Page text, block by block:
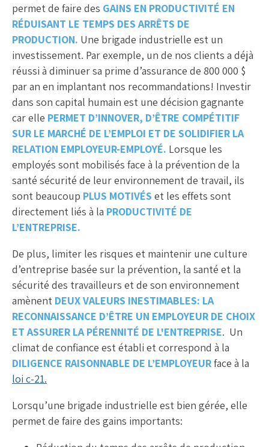
permet de faire des GAINS EN PRODUCTIVITÉ EN
RÉDUISANT LE TEMPS DES ARRÊTS DE
PRODUCTION. Une brigade industrielle est un
investissement. Par exemple, un de nos clients a déjà
réussi à diminuer sa prime d’assurance de 800 000 $
par an en implantant nos recommandations! Investir
dans son capital humain est une décision gagnante
car elle PERMET D’INNOVER, D’ÊTRE COMPÉTITIF
SUR LE MARCHÉ DE L’EMPLOI ET DE SOLIDIFIER LA
RELATION EMPLOYEUR-EMPLOYÉ. Lorsque les
employés sont mobilisés face à la prévention de la
santé sécurité de leur environnement de travail, ils
sont beaucoup PLUS MOTIVÉS et les effets sont
directement liés à la PRODUCTIVITÉ DE
L’ENTREPRISE.
De plus, limiter les risques et maintenir une culture
d’entreprise basée sur la prévention, la santé et la
sécurité des travailleurs et de son environnement
amènent DEUX VALEURS INESTIMABLES: LA
RECONNAISSANCE D’ÊTRE UN EMPLOYEUR DE CHOIX
ET ASSURER LA PÉRENNITÉ DE L'ENTREPRISE. Un
climat de confiance est établi et correspond à la
DILIGENCE RAISONNABLE DE L’EMPLOYEURface à la
loi c-21.
Lorsqu’une brigade industrielle est bien gérée, elle
permet de faire des gains importants: